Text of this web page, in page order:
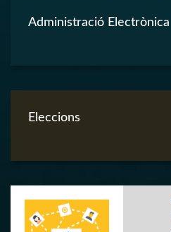
Administració Electrònica
Eleccions